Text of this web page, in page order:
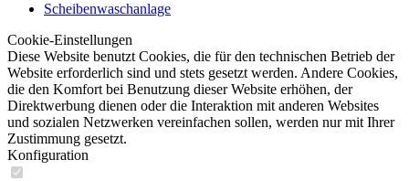
Scheibenwaschanlage
Cookie-Einstellungen
Diese Website benutzt Cookies, die für den technischen Betrieb der
Website erforderlich sind und stets gesetzt werden. Andere Cookies,
die den Komfort bei Benutzung dieser Website erhöhen, der
Direktwerbung dienen oder die Interaktion mit anderen Websites
und sozialen Netzwerken vereinfachen sollen, werden nur mit Ihrer
Zustimmung gesetzt.
Konfiguration